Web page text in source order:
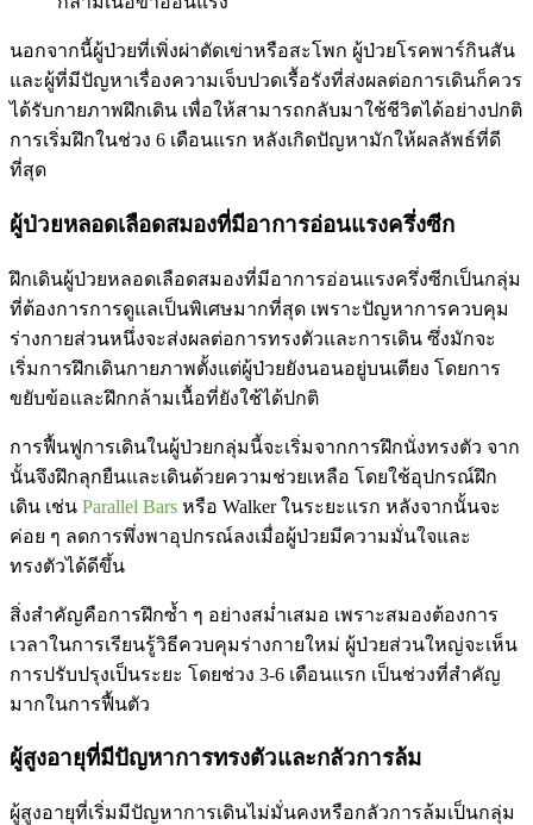
นอกจากนี้ผู้ป่วยที่เพิ่งผ่าตัดเข่าหรือสะโพก ผู้ป่วยโรคพาร์กินสัน
และผู้ที่มีปัญหาเรื่องความเจ็บปวดเรื้อรังที่ส่งผลต่อการเดินก็ควร
ได้รับกายภาพฝึกเดิน เพื่อให้สามารถกลับมาใช้ชีวิตได้อย่างปกติ
การเริ่มฝึกในช่วง 6 เดือนแรก หลังเกิดปัญหามักให้ผลลัพธ์ที่ดี
ที่สุด
ผู้ป่วยหลอดเลือดสมองที่มีอาการอ่อนแรงครึ่งซีก
ฝึกเดินผู้ป่วยหลอดเลือดสมองที่มีอาการอ่อนแรงครึ่งซีกเป็นกลุ่ม
ที่ต้องการการดูแลเป็นพิเศษมากที่สุด เพราะปัญหาการควบคุม
ร่างกายส่วนหนึ่งจะส่งผลต่อการทรงตัวและการเดิน ซึ่งมักจะ
เริ่มการฝึกเดินกายภาพตั้งแต่ผู้ป่วยยังนอนอยู่บนเตียง โดยการ
ขยับข้อและฝึกกล้ามเนื้อที่ยังใช้ได้ปกติ
การฟื้นฟูการเดินในผู้ป่วยกลุ่มนี้จะเริ่มจากการฝึกนั่งทรงตัว จาก
นั้นจึงฝึกลุกยืนและเดินด้วยความช่วยเหลือ โดยใช้อุปกรณ์ฝึก
เดิน เช่น Parallel Bars หรือ Walker ในระยะแรก หลังจากนั้นจะ
ค่อย ๆ ลดการพึ่งพาอุปกรณ์ลงเมื่อผู้ป่วยมีความมั่นใจและ
ทรงตัวได้ดีขึ้น
สิ่งสำคัญคือการฝึกซ้ำ ๆ อย่างสม่ำเสมอ เพราะสมองต้องการ
เวลาในการเรียนรู้วิธีควบคุมร่างกายใหม่ ผู้ป่วยส่วนใหญ่จะเห็น
การปรับปรุงเป็นระยะ โดยช่วง 3-6 เดือนแรก เป็นช่วงที่สำคัญ
มากในการฟื้นตัว
ผู้สูงอายุที่มีปัญหาการทรงตัวและกลัวการล้ม
ผู้สูงอายุที่เริ่มมีปัญหาการเดินไม่มั่นคงหรือกลัวการล้มเป็นกลุ่ม